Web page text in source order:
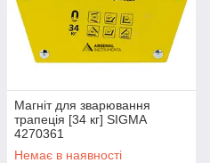
Магніт для зварювання
трапеція [34 кг] SIGMA
4270361
Немає в наявності